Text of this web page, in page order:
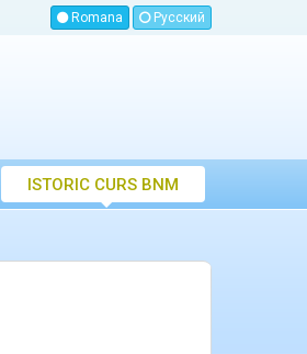
Romana Русский
Dropdown
ISTORIC CURS BNM